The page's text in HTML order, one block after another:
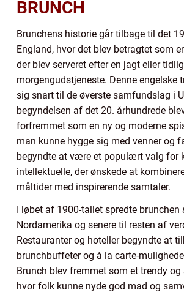
BRUNCH
Brunchens historie går tilbage til det
England, hvor det blev betragtet som
der blev serveret efter en jagt eller tidlig
morgengudstjeneste. Denne engelske
sig snart til de øverste samfundslag i
begyndelsen af det 20. århundrede
forfremmet som en ny og moderne
man kunne hygge sig med venner og
begyndte at være et populært valg for
intellektuelle, der ønskede at
måltider med inspirerende samtaler.
I løbet af 1900-tallet spredte brunchen
Nordamerika og senere til resten af
Restauranter og hoteller begyndte at
brunchbuffeter og à la carte-
Brunch blev fremmet som et trendy
hvor folk kunne nyde god mad og